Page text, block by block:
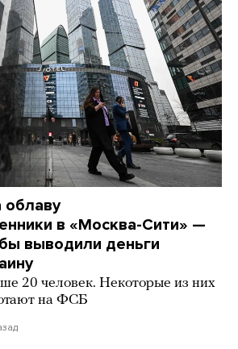
облаву
в «Москва-Сити» —
выводили деньги
20 человек. Некоторые из них
на ФСБ